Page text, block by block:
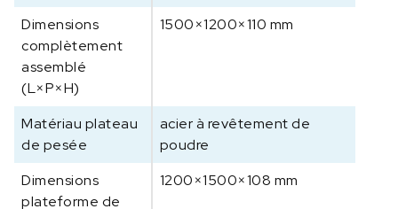
1
Dimensions
complètement
assemblé
(L×P×H)
1500×1200×110 mm
Matériau plateau
de pesée
acier à revêtement de
poudre
Dimensions
plateforme de
1200×1500×108 mm